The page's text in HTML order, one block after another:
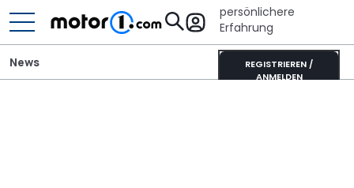
persönlichere
Erfahrung
REGISTRIEREN /
ANMELDEN
News